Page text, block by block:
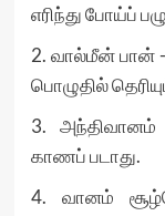
எரிந்து போய்ப்
2. வால்மீன் பான்
பொழுதில்
3.
காணப் படாது.
4. வானம்